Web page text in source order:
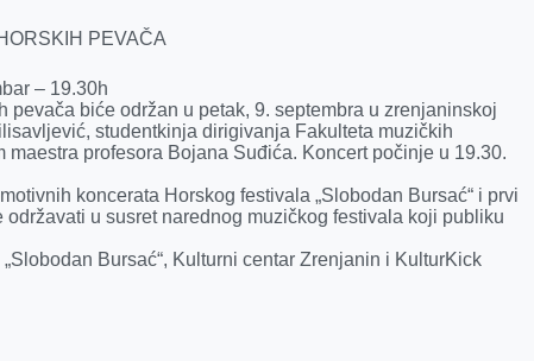
PEVAČA
– 19.30h
pevača biće održan u petak, 9. septembra u zrenjaninskoj
studentkinja dirigivanja Fakulteta muzičkih
maestra profesora Bojana Suđića. Koncert počinje u 19.30.
koncerata Horskog festivala „Slobodan Bursać“ i prvi
u susret narednog muzičkog festivala koji publiku
Bursać“, Kulturni centar Zrenjanin i KulturKick